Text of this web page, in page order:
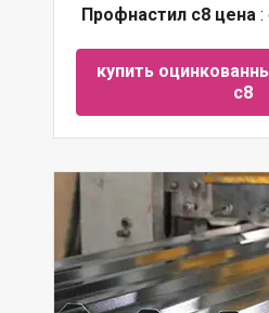
Профнастил с8 цена :
купить
с8